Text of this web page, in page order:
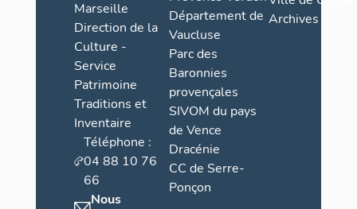
Marseille
Direction de la
Culture -
Service
Patrimoine
Traditions et
Inventaire
Téléphone :
04 88 10 76
66
Nous
Département de
Vaucluse
Parc des
Baronnies
provençales
SIVOM du pays
de Vence
Dracénie
CC de Serre-
Ponçon
Archives